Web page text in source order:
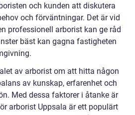
och kunden att diskutera
och förväntningar. Det är vid
professionell arborist kan ge råd
bäst kan gagna fastigheten
av arborist om att hitta någon
av kunskap, erfarenhet och
Med dessa faktorer i åtanke är
arborist Uppsala är ett populärt